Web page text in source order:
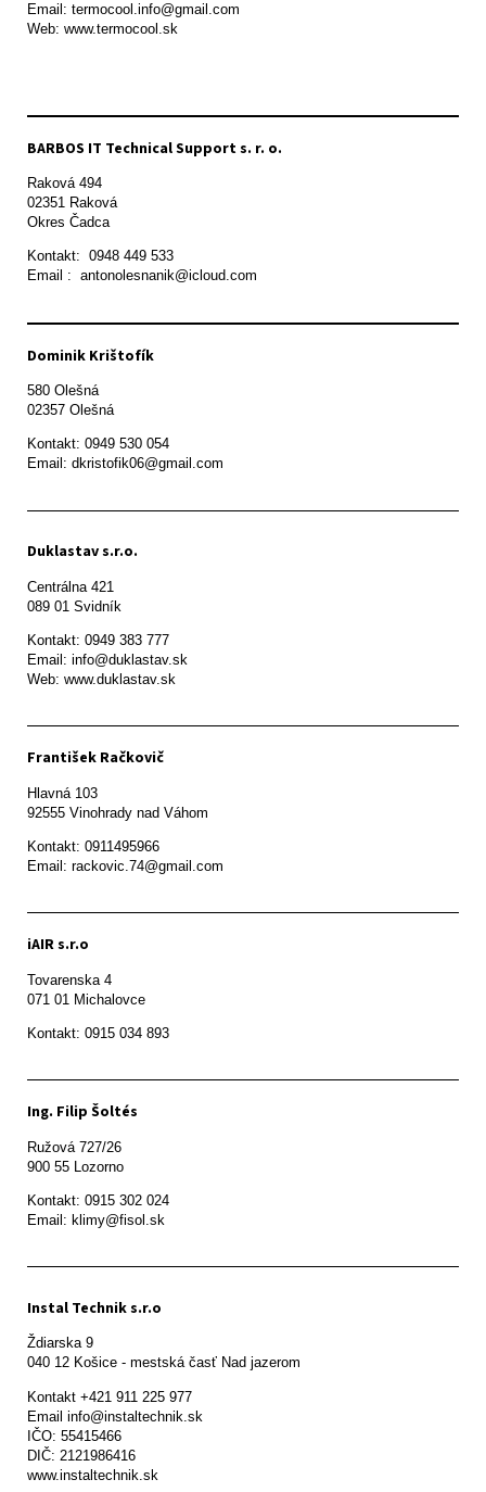
Email: termocool.info@gmail.com
Web: www.termocool.sk
BARBOS IT Technical Support s. r. o.
Raková 494
02351 Raková
Okres Čadca
Kontakt:  0948 449 533
Email :  antonolesnanik@icloud.com
Dominik Krištofík
580 Olešná
Kontakt: 0949 530 054
Email: dkristofik06@gmail.com
Duklastav s.r.o.
Centrálna 421
089 01 Svidník
Kontakt: 0949 383 777
Email: info@duklastav.sk
Web: www.duklastav.sk
František Račkovič
Hlavná 103
92555 Vinohrady nad Váhom
Kontakt: 0911495966
Email: rackovic.74@gmail.com
iAIR s.r.o
Tovarenska 4
071 01 Michalovce
Ing. Filip Šoltés
Ružová 727/26
900 55 Lozorno
Kontakt: 0915 302 024
Email: klimy@fisol.sk
Instal Technik s.r.o
Ždiarska 9
Kontakt +421 911 225 977
Email info@instaltechnik.sk
IČO: 55415466
DIČ: 2121986416
www.instaltechnik.sk